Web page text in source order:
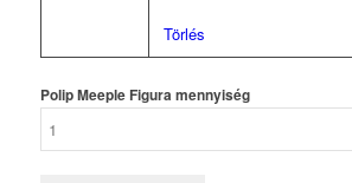
Törlés
Polip Meeple Figura mennyiség